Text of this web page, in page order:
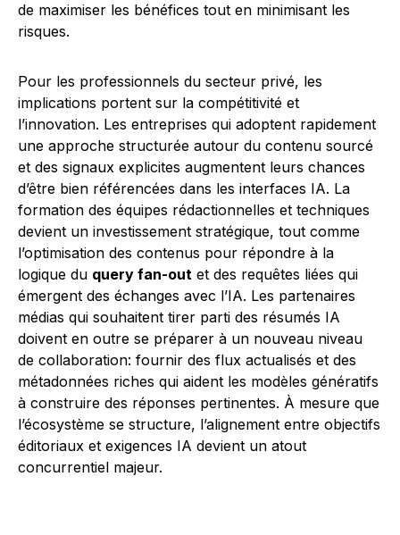
de maximiser les bénéfices tout en minimisant les
risques.
Pour les professionnels du secteur privé, les
implications portent sur la compétitivité et
l’innovation. Les entreprises qui adoptent rapidement
une approche structurée autour du contenu sourcé
et des signaux explicites augmentent leurs chances
d’être bien référencées dans les interfaces IA. La
formation des équipes rédactionnelles et techniques
devient un investissement stratégique, tout comme
l’optimisation des contenus pour répondre à la
logique du query fan-out et des requêtes liées qui
émergent des échanges avec l’IA. Les partenaires
médias qui souhaitent tirer parti des résumés IA
doivent en outre se préparer à un nouveau niveau
de collaboration: fournir des flux actualisés et des
métadonnées riches qui aident les modèles génératifs
à construire des réponses pertinentes. À mesure que
l’écosystème se structure, l’alignement entre objectifs
éditoriaux et exigences IA devient un atout
concurrentiel majeur.